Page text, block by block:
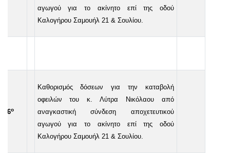
αγωγού για το ακίνητο επί της οδού
Καλογήρου Σαμουήλ 21 & Σουλίου.
6ο
Καθορισμός δόσεων για την καταβολή
οφειλών του κ. Λύτρα Νικόλαου από
αναγκαστική σύνδεση αποχετευτικού
αγωγού για το ακίνητο επί της οδού
Καλογήρου Σαμουήλ 21 & Σουλίου.